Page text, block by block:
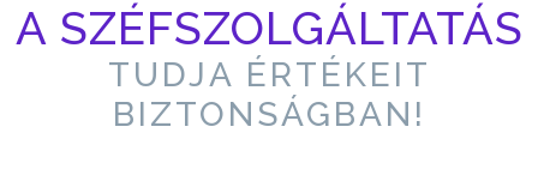
A SZÉFSZOLGÁLTATÁS
TUDJA ÉRTÉKEIT
BIZTONSÁGBAN!